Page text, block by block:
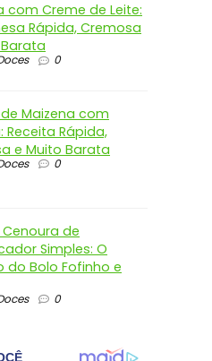
com Creme de Leite:
Rápida, Cremosa
0
Maizena com
Receita Rápida,
e Muito Barata
0
de
Simples: O
do Bolo Fofinho e
0